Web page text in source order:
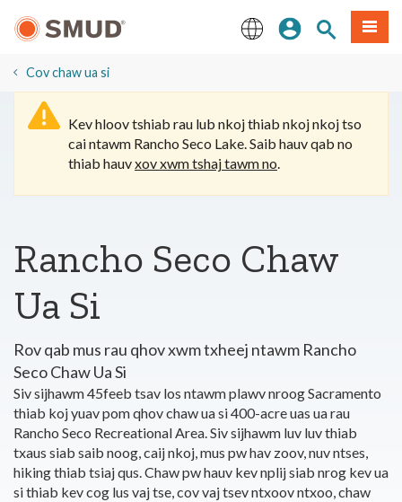
mus
Cov
Ntsiab
Tseem
Kos Npe
Nrhiav
​Cov chaw ua si
Kev hloov tshiab rau lub nkoj thiab nkoj nkoj tso
cai ntawm Rancho Seco Lake. Saib hauv qab no
thiab hauvxov xwm tshaj tawm no.
Rancho Seco Chaw
Ua Si
Rov qab mus rau qhov xwm txheej ntawm Rancho
Seco Chaw Ua Si
Siv sijhawm 45feeb tsav los ntawm plawv nroog Sacramento
thiab koj yuav pom qhov chaw ua si 400-acre uas ua rau
Rancho Seco Recreational Area. Siv sijhawm luv luv thiab
txaus siab saib noog, caij nkoj, mus pw hav zoov, nuv ntses,
hiking thiab tsiaj qus. Chaw pw hauv kev nplij siab nrog kev ua
si thiab kev cog lus vaj tse, cov vaj tsev ntxoov ntxoo, chaw